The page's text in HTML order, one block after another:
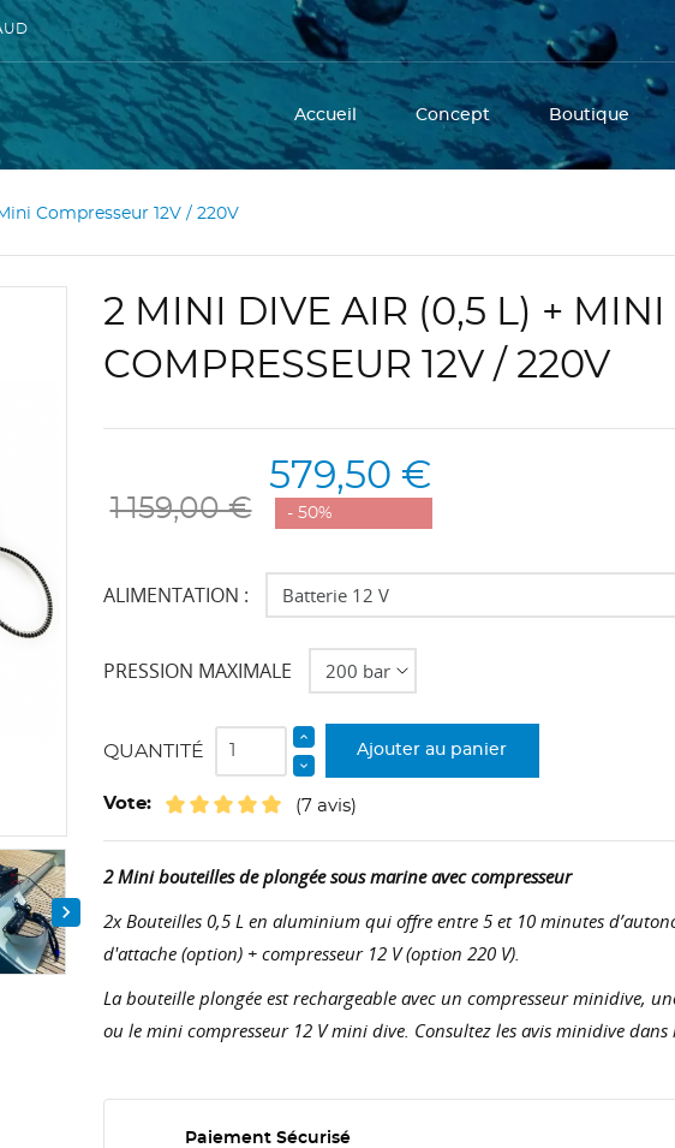
Accueil Concept Boutique
Compresseur 12V / 220V

2 MINI DIVE AIR (0,5 L) + MINI
COMPRESSEUR 12V / 220V
1 159,00 €
579,50 €
- 50%
ALIMENTATION :
PRESSION MAXIMALE
QUANTITÉ Ajouter au panier
Vote: (7 avis)
2 Mini bouteilles de plongée sous marine avec compresseur
2x Bouteilles 0,5 L en aluminium qui offre entre 5 et 10 minutes
d'attache (option) + compresseur 12 V (option 220 V).
La bouteille plongée est rechargeable avec un compresseur minidive,
ou le mini compresseur 12 V mini dive. Consultez les avis minidive dans
Paiement Sécurisé